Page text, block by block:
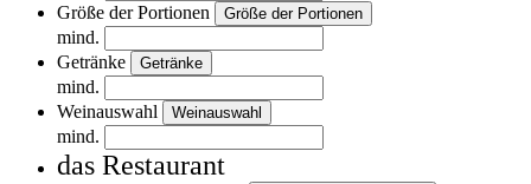
Größe der Portionen
Größe der Portionen
mind.
Getränke
Getränke
mind.
Weinauswahl
Weinauswahl
mind.
das Restaurant